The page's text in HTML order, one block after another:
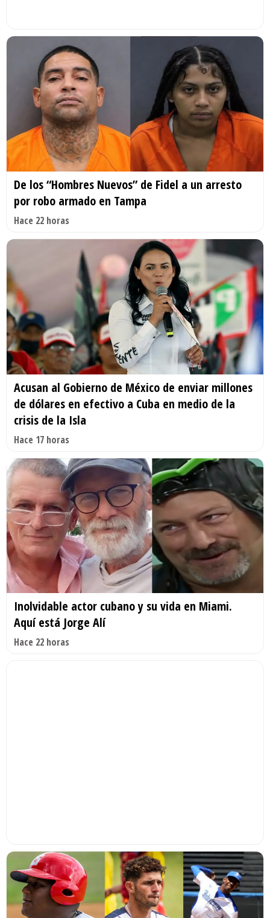
De los “Hombres Nuevos” de Fidel a un arresto
por robo armado en Tampa
Hace 22 horas
Acusan al Gobierno de México de enviar millones
de dólares en efectivo a Cuba en medio de la
crisis de la Isla
Hace 17 horas
Inolvidable actor cubano y su vida en Miami.
Aquí está Jorge Alí
Hace 22 horas